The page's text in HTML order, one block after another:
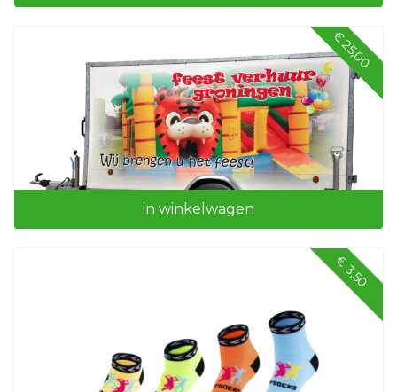
Valmatten
€ 25,00
in winkelwagen
€ 3,50